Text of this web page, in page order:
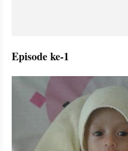
Episode ke-1